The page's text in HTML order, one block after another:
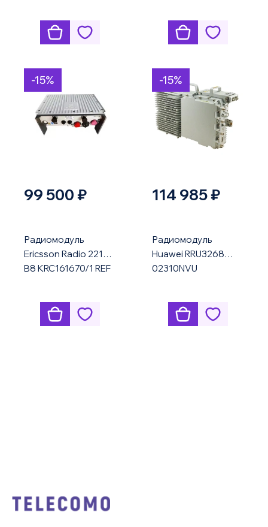
-15%
99 500 ₽
Радиомодуль
Ericsson Radio 2219
B8 KRC161670/1 REF
-15%
114 985 ₽
Радиомодуль
Huawei RRU3268
02310NVU